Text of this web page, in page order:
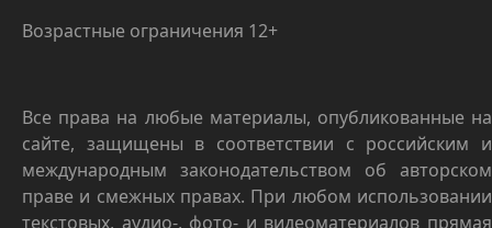
Возрастные ограничения 12+
Все права на любые материалы, опубликованные на
сайте, защищены в соответствии с российским и
международным законодательством об авторском
праве и смежных правах. При любом использовании
текстовых, аудио-, фото- и видеоматериалов прямая